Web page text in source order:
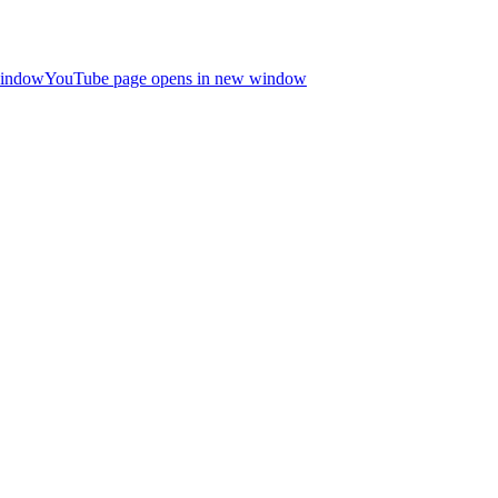
YouTube page opens in new window